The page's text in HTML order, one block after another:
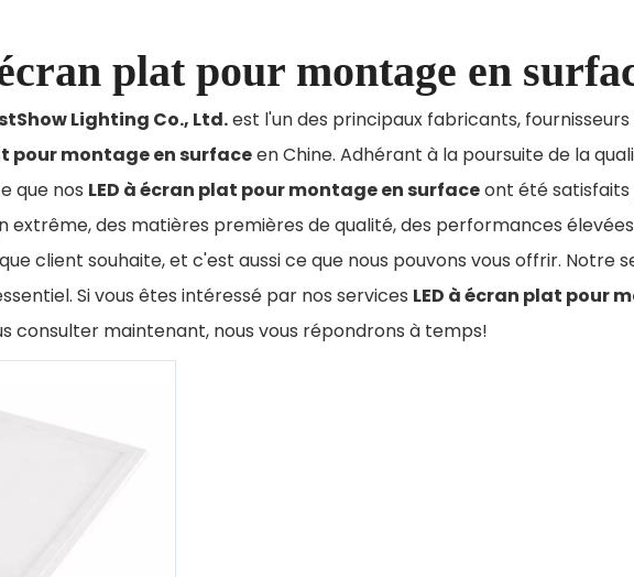
plat pour montage en
Lighting Co., Ltd.est l'un des principaux fabricants,
pour montage en surfaceen Chine. Adhérant à la poursuite de la
que nos LED à écran plat pour montage en surfaceont été
extrême, des matières premières de qualité, des performances
client souhaite, et c'est aussi ce que nous pouvons vous offrir. Notre
Si vous êtes intéressé par nos services LED à écran plat pour
consulter maintenant, nous vous répondrons à temps!